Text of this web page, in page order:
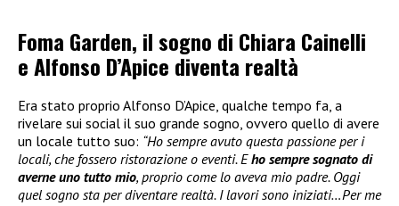
Foma Garden, il sogno di Chiara Cainelli
e Alfonso D’Apice diventa realtà
Era stato proprio Alfonso D’Apice, qualche tempo fa, a
rivelare sui social il suo grande sogno, ovvero quello di avere
un locale tutto suo: “Ho sempre avuto questa passione per i
locali, che fossero ristorazione o eventi. Eho sempre sognato di
averne uno tutto mio, proprio come lo aveva mio padre. Oggi
quel sogno sta per diventare realtà. I lavori sono iniziati…Per me